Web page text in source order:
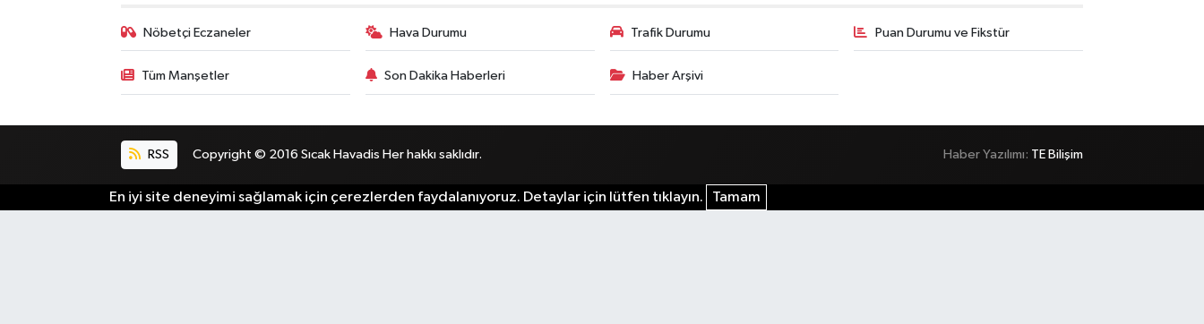
Nöbetçi Eczaneler Hava Durumu Trafik Durumu Puan Durumu ve Fikstür
Tüm Manşetler Son Dakika Haberleri Haber Arşivi
RSS Copyright © 2016 Sıcak Havadis Her hakkı saklıdır. Haber Yazılımı: TE Bilişim
En iyi site deneyimi sağlamak için çerezlerden faydalanıyoruz. Detaylar için lütfen tıklayın. Tamam